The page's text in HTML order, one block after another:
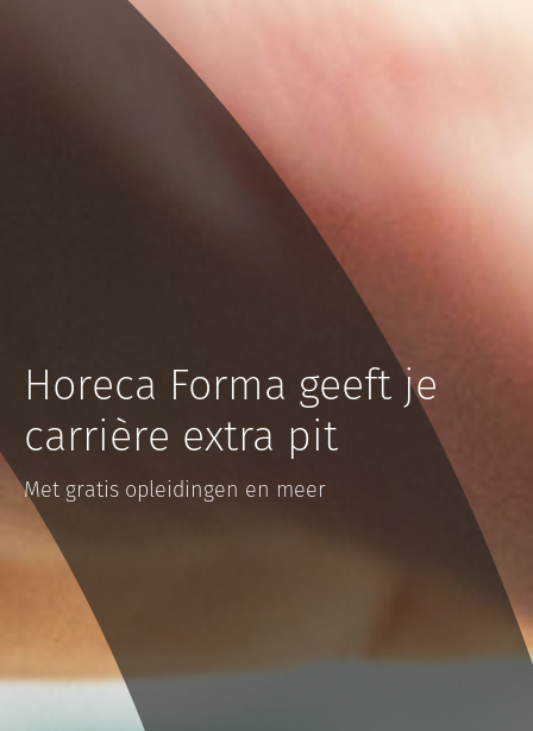
Horeca Forma geeft je
carrière extra pit
Met gratis opleidingen en meer